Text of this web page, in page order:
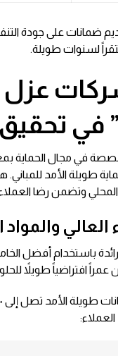
ضمانات على جودة
لسنوات طويلة.
عزل
في
في مجال الحماية
طويلة الأمد للمباني.
وتضمن رضا
والمواد
رائدة باستخدام أفضل
افتراضياً طويلاً